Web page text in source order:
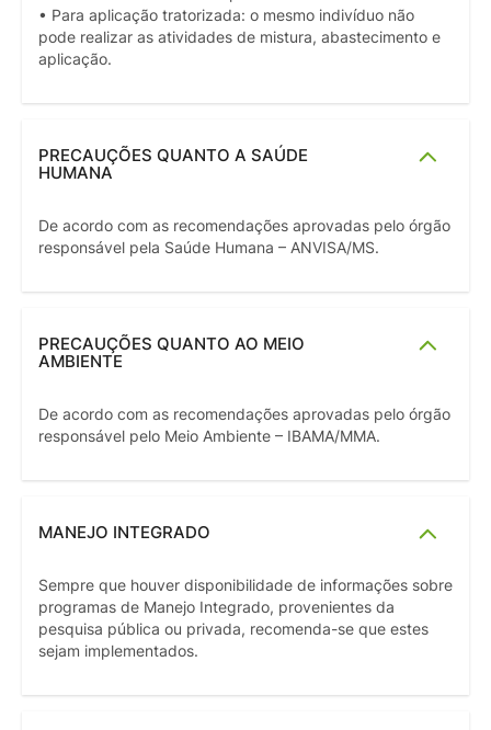
• Para aplicação tratorizada: o mesmo indivíduo não
pode realizar as atividades de mistura, abastecimento e
aplicação.
PRECAUÇÕES QUANTO A SAÚDE
HUMANA
De acordo com as recomendações aprovadas pelo órgão
responsável pela Saúde Humana – ANVISA/MS.
PRECAUÇÕES QUANTO AO MEIO
AMBIENTE
De acordo com as recomendações aprovadas pelo órgão
responsável pelo Meio Ambiente – IBAMA/MMA.
MANEJO INTEGRADO
Sempre que houver disponibilidade de informações sobre
programas de Manejo Integrado, provenientes da
pesquisa pública ou privada, recomenda-se que estes
sejam implementados.